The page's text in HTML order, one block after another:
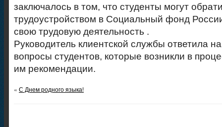
заключалось в том, что студенты могут
трудоустройством в Социальный фонд
свою трудовую деятельность .
Руководитель клиентской службы ответила
вопросы студентов, которые возникли в
им рекомендации.
« С Днем родного языка!